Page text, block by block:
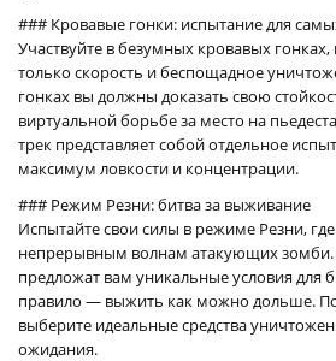
### Кровавые гонки: испытание для
Участвуйте в безумных кровавых гонках,
только скорость и беспощадное
гонках вы должны доказать свою
виртуальной борьбе за место на
трек представляет собой отдельное
максимум ловкости и концентрации.
### Режим Резни: битва за выживание
Испытайте свои силы в режиме Резни,
непрерывным волнам атакующих
предложат вам уникальные условия для
правило — выжить как можно дольше.
выберите идеальные средства
ожидания.